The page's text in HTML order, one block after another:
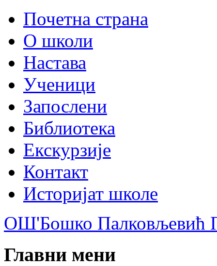
Почетна страна
О школи
Настава
Ученици
Запослени
Библиотека
Екскурзије
Контакт
Историјат школе
ОШ'Бошко Палковљевић
Главни мени